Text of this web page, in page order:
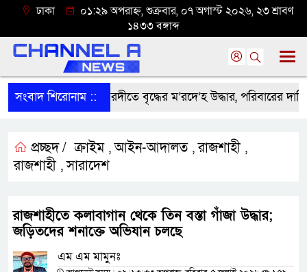
ঢাকা
০১:২৯ অপরাহ্ন, শুক্রবার, ০৭ অগাস্ট ২০২৬, ২৩ শ্রাবণ
১৪৩৩ বঙ্গাব্দ
সংবাদ শিরোনাম ::শ্রীবরদীতে বৃদ্ধের ম’রদে’হ উদ্ধার, পরিবারের দাবি
প্রচ্ছদ / ক্রাইম ,আইন-আদালত ,রাজশাহী ,
রাজশাহী ,সারাদেশ
রাজশাহীতে কলাবাগান থেকে তিন বস্তা গাঁজা উদ্ধার;
জড়িতদের শনাক্তে অভিযান চলছে
এম এম মামুনঃ